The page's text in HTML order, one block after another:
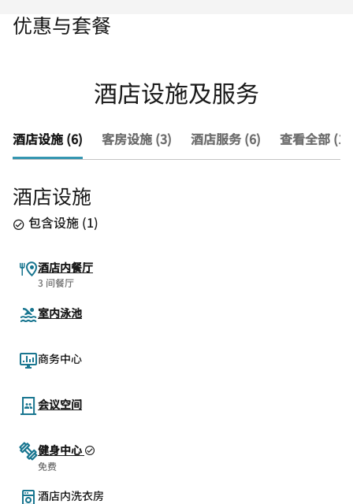
优惠与套餐
酒店设施及服务
酒店设施 (6) 客房设施 (3) 酒店服务 (6) 查看全部
酒店设施
包含设施 (1)
酒店内餐厅
3 间餐厅
室内泳池
商务中心
会议空间
健身中心
免费
酒店内洗衣房